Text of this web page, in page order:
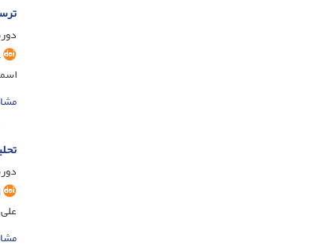
دوره 2، شماره 4،
دوره 2، شماره 4،